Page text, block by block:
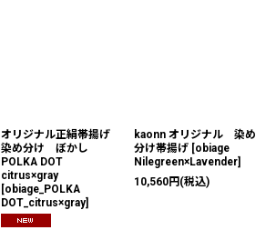
オリジナル正絹帯揚げ
染め分け ぼかし
POLKA DOT
citrus×gray
[obiage_POLKA
DOT_citrus×gray]
kaonn オリジナル 染め
分け帯揚げ [obiage
Nilegreen×Lavender]
10,560円 (税込)